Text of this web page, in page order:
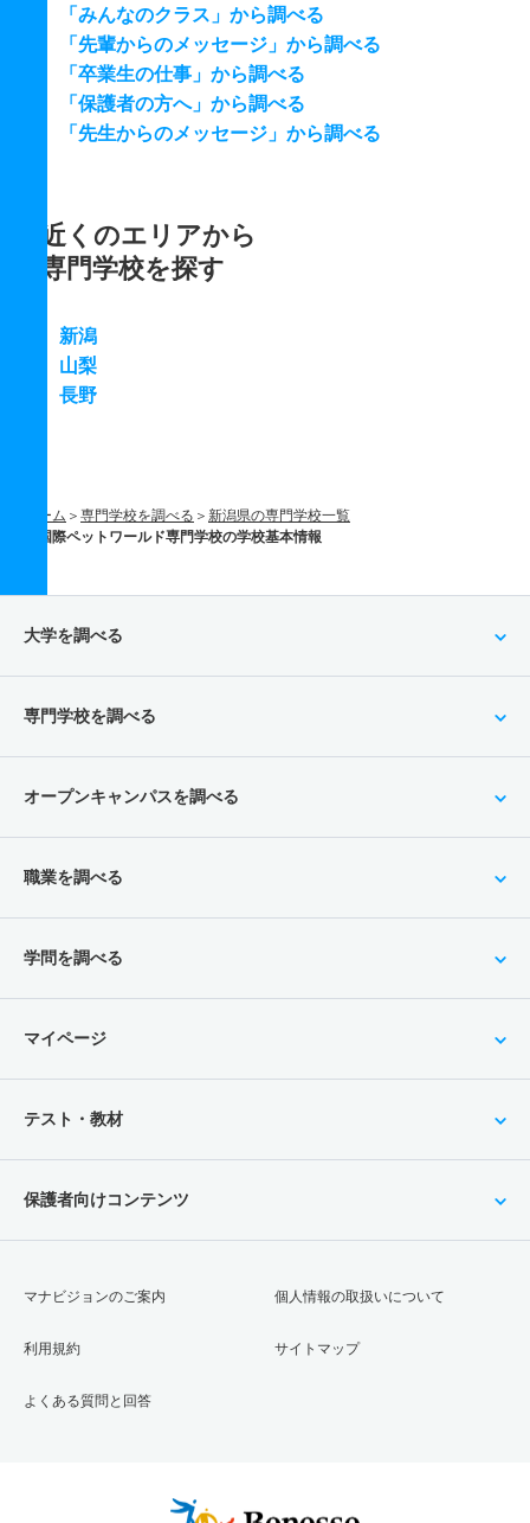
「みんなのクラス」から調べる
「先輩からのメッセージ」から調べる
「卒業生の仕事」から調べる
「保護者の方へ」から調べる
「先生からのメッセージ」から調べる
近くのエリアから
専門学校を探す
新潟
山梨
長野
ホーム 専門学校を調べる
新潟県の専門学校一覧
国際ペットワールド専門学校の学校基本情報
大学を調べる
専門学校を調べる
オープンキャンパスを調べる
職業を調べる
学問を調べる
マイページ
テスト・教材
保護者向けコンテンツ
マナビジョンのご案内
利用規約
よくある質問と回答
個人情報の取扱いについて
サイトマップ